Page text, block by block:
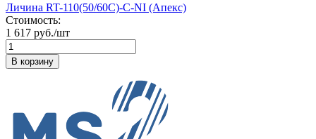
Личина RT-110(50/60С)-С-NI (Апекс)
Стоимость:
1 617 руб./шт
В корзину